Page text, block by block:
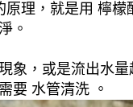
理，就是用 檸
。
，或是流出水
要 水管清洗 。